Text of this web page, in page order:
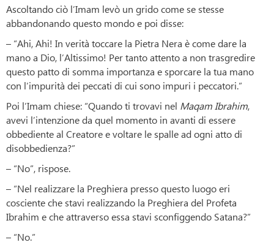
Ascoltando ciò l’Imam levò un grido come se stesse
abbandonando questo mondo e poi disse:
– “Ahi, Ahi! In verità toccare la Pietra Nera è come dare la
mano a Dio, l’Altissimo! Per tanto attento a non trasgredire
questo patto di somma importanza e sporcare la tua mano
con l’impurità dei peccati di cui sono impuri i peccatori.”
Poi l’Imam chiese: “Quando ti trovavi nel Maqam Ibrahim,
avevi l’intenzione da quel momento in avanti di essere
obbediente al Creatore e voltare le spalle ad ogni atto di
disobbedienza?”
– “No”, rispose.
– “Nel realizzare la Preghiera presso questo luogo eri
cosciente che stavi realizzando la Preghiera del Profeta
Ibrahim e che attraverso essa stavi sconfiggendo Satana?”
– “No.”